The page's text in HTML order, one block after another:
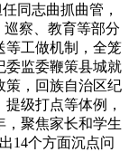
同志曲抓曲管，
巡察、教育等部分
等工做机制，全笼
委监委鞭策县城就
策，回族自治区纪
级打点等体例，
，聚焦家长和学生
14个方面沉点问